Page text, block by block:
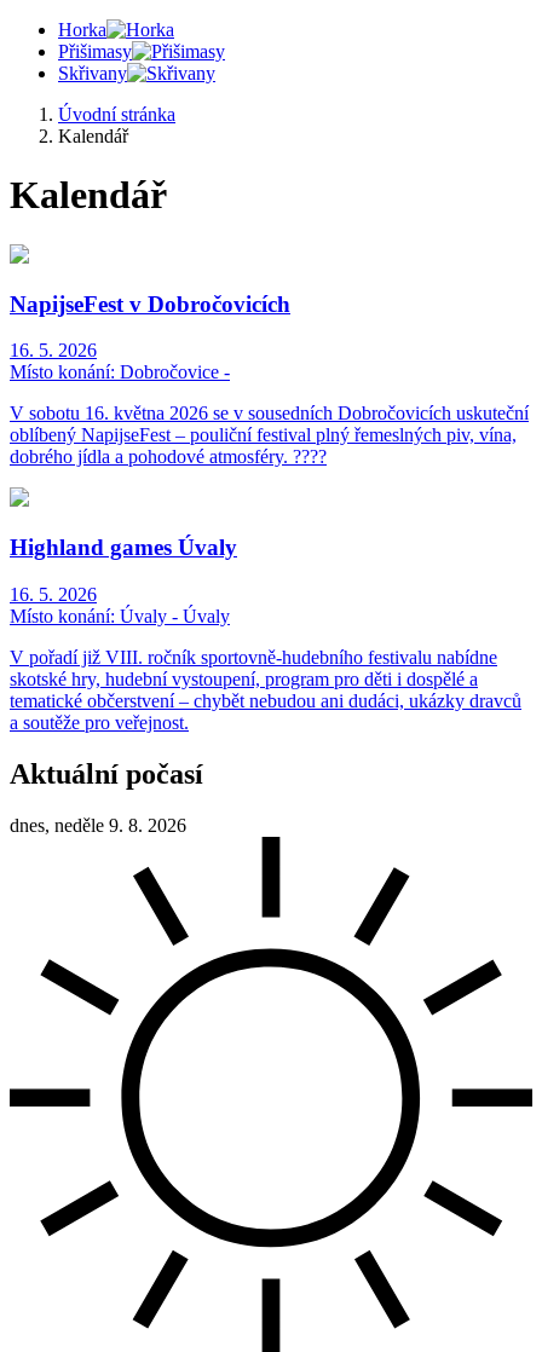
Horka
Přišimasy
Skřivany
Úvodní stránka
Kalendář
Kalendář
NapijseFest v Dobročovicích
16. 5. 2026
Místo konání: Dobročovice -
V sobotu 16. května 2026 se v sousedních Dobročovicích uskuteční
oblíbený NapijseFest – pouliční festival plný řemeslných piv, vína,
dobrého jídla a pohodové atmosféry. ????
Highland games Úvaly
16. 5. 2026
Místo konání: Úvaly - Úvaly
V pořadí již VIII. ročník sportovně-hudebního festivalu nabídne
skotské hry, hudební vystoupení, program pro děti i dospělé a
tematické občerstvení – chybět nebudou ani dudáci, ukázky dravců
a soutěže pro veřejnost.
Aktuální počasí
dnes, neděle 9. 8. 2026